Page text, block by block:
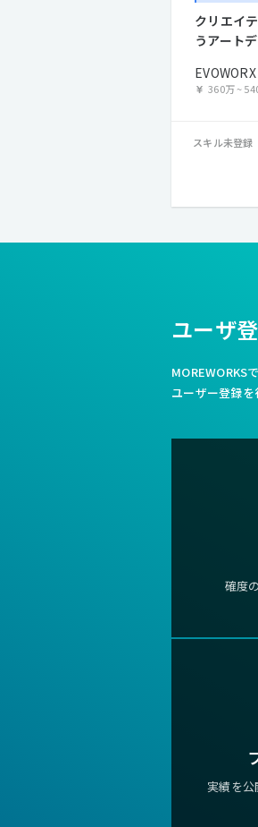
クリエイ
うアート
360万~
スキル未登録
ユーザ
MOREWORKS
ユーザー登録を
確度
実績を公